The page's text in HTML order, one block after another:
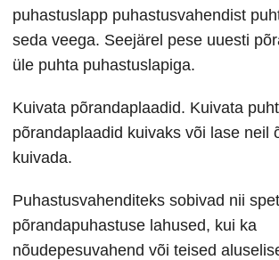
puhastuslapp puhastusvahendist
seda veega. Seejärel pese uuesti
üle puhta puhastuslapiga.
Kuivata põrandaplaadid. Kuivata
põrandaplaadid kuivaks või lase neil
kuivada.
Puhastusvahenditeks sobivad nii
põrandapuhastuse lahused, kui ka
nõudepesuvahend või teised